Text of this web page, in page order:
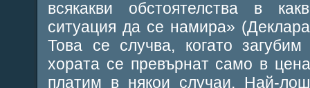
всякакви обстоятелства в
ситуация да се намира»
Това се случва, когато
хората се превърнат само в
платим в някои случаи. Най-